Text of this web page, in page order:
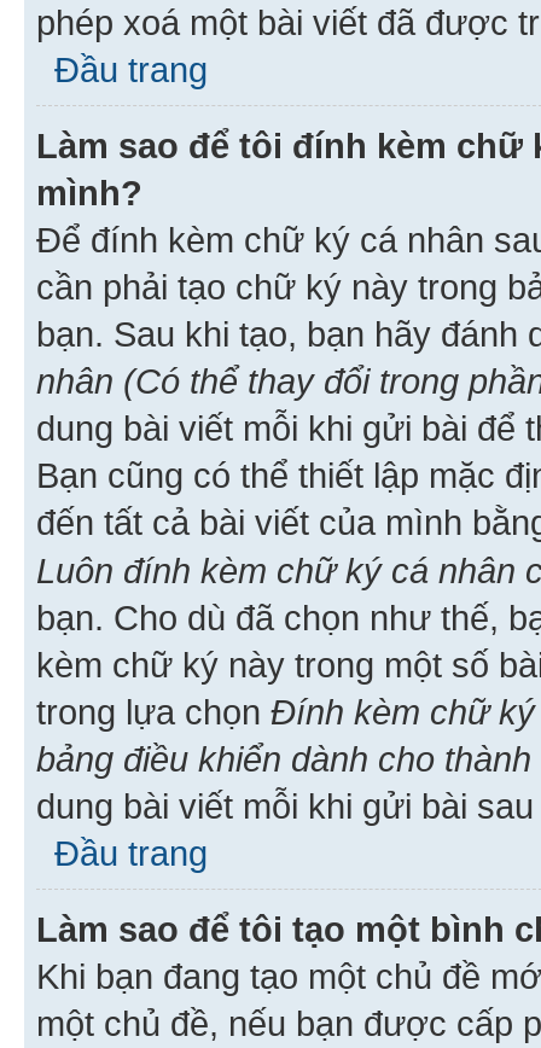
phép xoá một bài viết đã được
Đầu trang
Làm sao để tôi đính kèm chữ
mình?
Để đính kèm chữ ký cá nhân
cần phải tạo chữ ký này trong
bạn. Sau khi tạo, bạn hãy
nhân (Có thể thay đổi trong
dung bài viết mỗi khi gửi bài để
Bạn cũng có thể thiết lập mặc
đến tất cả bài viết của mình
Luôn đính kèm chữ ký cá nhân
bạn. Cho dù đã chọn như thế,
kèm chữ ký này trong một số
trong lựa chọn Đính kèm chữ
bảng điều khiển dành cho
dung bài viết mỗi khi gửi bài sau
Đầu trang
Làm sao để tôi tạo một bình
Khi bạn đang tạo một chủ đề
một chủ đề, nếu bạn được cấp